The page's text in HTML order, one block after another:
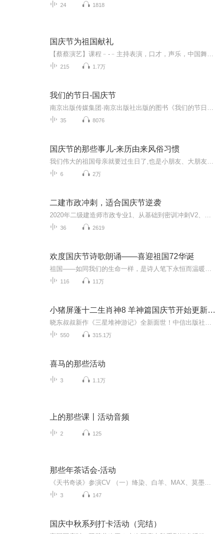
24 1818
国庆节为祖国献礼
215 1.7万
我们的节日-国庆节
35 8076
国庆节的那些事儿-来历由来风俗习惯
6 2万
二建市政冲刺，适合国庆节逆袭
36 2619
欢度国庆节诗歌朗诵——喜迎祖国72华诞
116 11万
小猪屏蓬十二生肖神8 羊神篇国庆节开始更新啦！
550 315.1万
喜马的那些活动
3 1.1万
上的那些课丨活动音频
2 125
那些年茶话会-活动
3 147
国庆中秋系列打卡活动（完结）